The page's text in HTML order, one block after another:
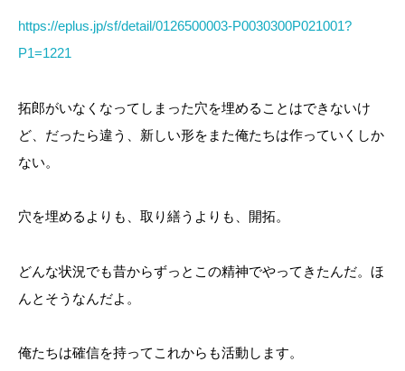
https://eplus.jp/sf/detail/0126500003-P0030300P021001?
P1=1221
拓郎がいなくなってしまった穴を埋めることはできないけ
ど、だったら違う、新しい形をまた俺たちは作っていくしか
ない。
穴を埋めるよりも、取り繕うよりも、開拓。
どんな状況でも昔からずっとこの精神でやってきたんだ。ほ
んとそうなんだよ。
俺たちは確信を持ってこれからも活動します。